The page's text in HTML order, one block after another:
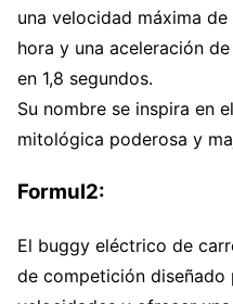
una velocidad máxima
hora y una aceleración
en 1,8 segundos.
Su nombre se inspira en
mitológica poderosa y
Formul2:
El buggy eléctrico de
de competición diseñado